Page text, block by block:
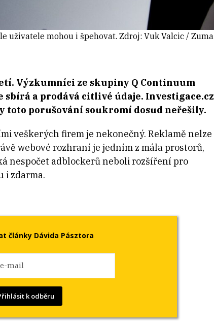
uživatele mohou i špehovat. Zdroj: Vuk Valcic / Zuma
Výzkumníci ze skupiny Q Continuum
a prodává citlivé údaje. Investigace.cz
toto porušování soukromí dosud neřešily.
veškerých firem je nekonečný. Reklamě nelze
webové rozhraní je jedním z mála prostorů,
nespočet adblockerů neboli rozšíření pro
i zdarma.
články Dávida Pásztora
k odběru